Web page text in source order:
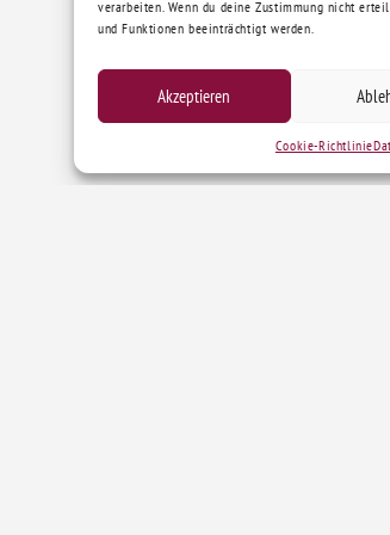
verarbeiten. Wenn du deine Zustimmung nicht
und Funktionen beeinträchtigt werden.
Akzeptieren
Cookie-Richtlinie